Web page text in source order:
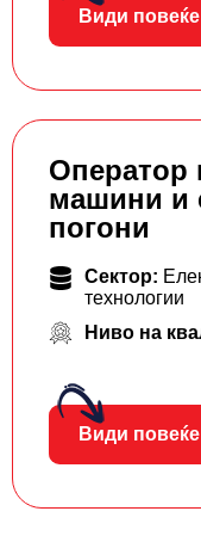
Види повеќе
Оператор
машини и
погони
Сектор:
технологии
Ниво на
Види повеќе